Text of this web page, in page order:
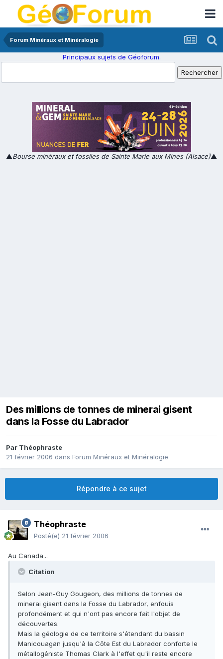
Forum Minéraux et Minéralogie
Principaux sujets de Géoforum.
▲Bourse minéraux et fossiles de Sainte Marie aux Mines (Alsace)▲
Des millions de tonnes de minerai gisent
dans la Fosse du Labrador
Par Théophraste
21 février 2006 dans Forum Minéraux et Minéralogie
Répondre à ce sujet
Théophraste
Posté(e) 21 février 2006
Au Canada...
Citation
Selon Jean-Guy Gougeon, des millions de tonnes de
minerai gisent dans la Fosse du Labrador, enfouis
profondément et qui n'ont pas encore fait l'objet de
découvertes.
Mais la géologie de ce territoire s'étendant du bassin
Manicouagan jusqu'à la Côte Est du Labrador conforte le
métallogéniste Thomas Clark à l'effet qu'il reste encore